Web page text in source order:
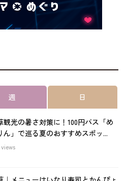
週 日
観光の暑さ対策に！100円バス「め
ん」で巡る夏のおすすめスポッ...
views